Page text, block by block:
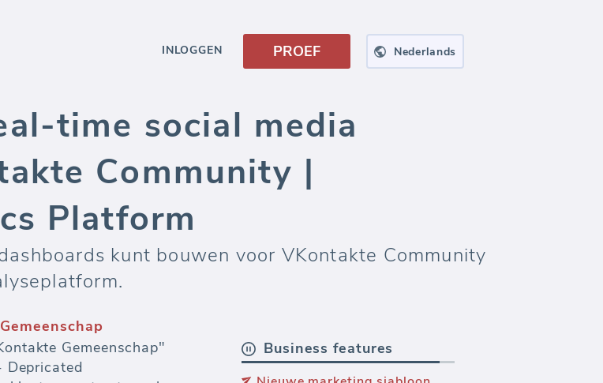
INLOGGEN PROEF Nederlands
time social media
Community |
Platform
kunt bouwen voor VKontakte Community
Gemeenschap"
Depricated
Business features